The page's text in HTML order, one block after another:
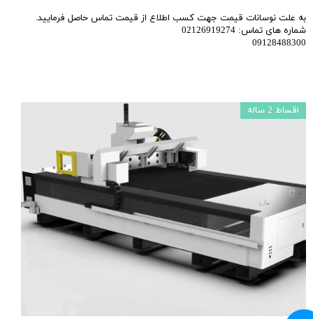
به علت نوسانات قیمت جهت کسب اطلاع از قیمت تماس حاصل فرمایید.
شماره های تماس: 02126919274
09128488300
اقساط 2 ساله